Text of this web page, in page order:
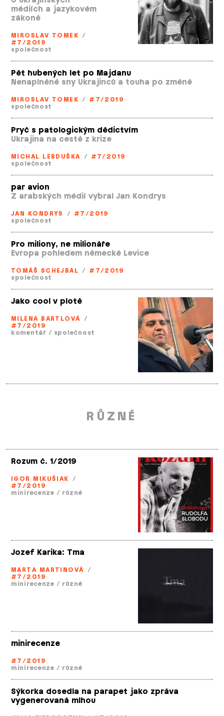
médiích a jazykovém
zákoně
MIROSLAV TOMEK /
#7/2019
společnost
Pět hubených let po Majdanu
Nenaplněné sny Ukrajinců a touha po změně
MIROSLAV TOMEK / #7/2019
společnost
Pryč s patologickým dědictvím
Ukrajina na cestě z krize
MICHAL LEBDUŠKA / #7/2019
společnost
par avion
Z arabských médií vybral Jan Kondrys
JAN KONDRYS / #7/2019
společnost
Pro miliony, ne milionáře
Evropa pohledem německé Levice
TOMÁŠ SCHEJBAL / #7/2019
společnost
Jako cool v plotě
MILENA BARTLOVÁ /
#7/2019
komentář / společnost
RŮZNÉ
Rozum č. 1/2019
IGOR MIKUŠIAK /
#7/2019
minirecenze / různé
Jozef Karika: Tma
MARTA MARTINOVÁ /
#7/2019
minirecenze / různé
minirecenze
#7/2019
minirecenze / různé
Sýkorka dosedla na parapet jako zpráva
vygenerovaná mlhou